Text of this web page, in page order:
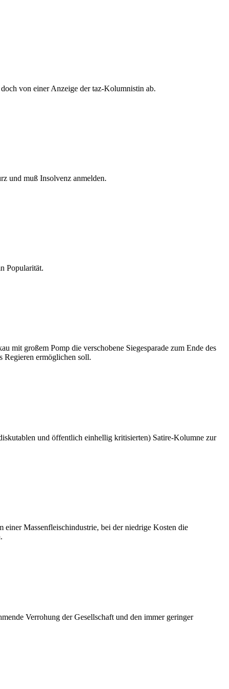
von einer Anzeige der taz-Kolumnistin ab.
und muß Insolvenz anmelden.
Popularität.
mit großem Pomp die verschobene Siegesparade zum Ende des
Regieren ermöglichen soll.
und öffentlich einhellig kritisierten) Satire-Kolumne zur
Massenfleischindustrie, bei der niedrige Kosten die
Verrohung der Gesellschaft und den immer geringer